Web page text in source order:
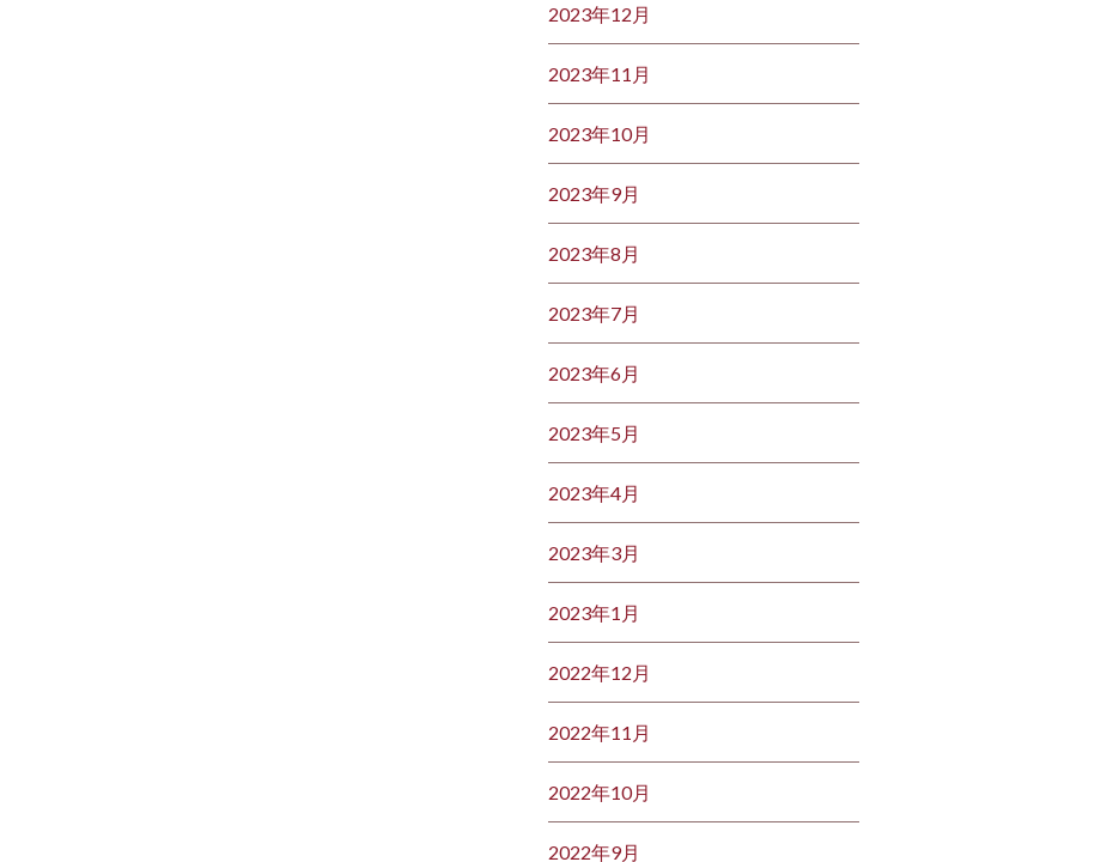
2023年12月
2023年11月
2023年10月
2023年9月
2023年8月
2023年7月
2023年6月
2023年5月
2023年4月
2023年3月
2023年1月
2022年12月
2022年11月
2022年10月
2022年9月